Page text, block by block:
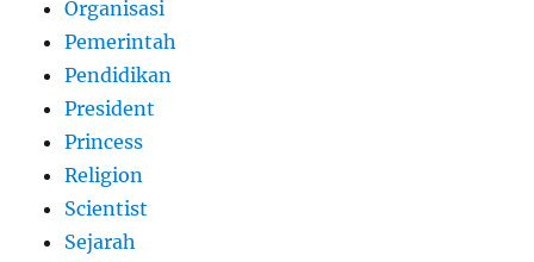
Organisasi
Pemerintah
Pendidikan
President
Princess
Religion
Scientist
Sejarah